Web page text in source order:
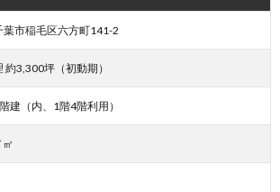
葉市稲毛区六方町141-2
約3,300坪（初動期）
建（内、1階4階利用）